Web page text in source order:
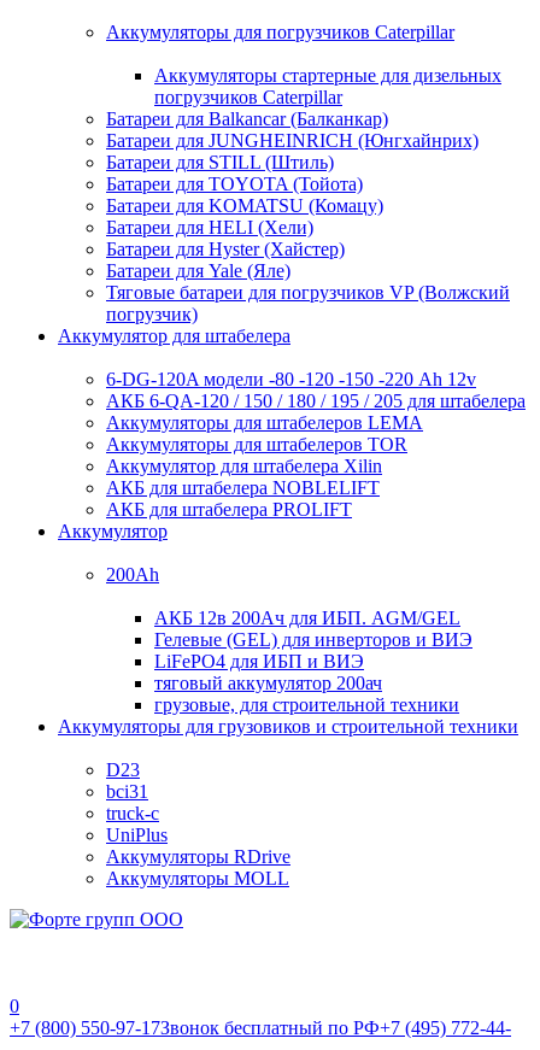
Аккумуляторы для погрузчиков Caterpillar
Аккумуляторы стартерные для дизельных
погрузчиков Caterpillar
Батареи для Balkancar (Балканкар)
Батареи для JUNGHEINRICH (Юнгхайнрих)
Батареи для STILL (Штиль)
Батареи для TOYOTA (Тойота)
Батареи для KOMATSU (Комацу)
Батареи для HELI (Хели)
Батареи для Hyster (Хайстер)
Батареи для Yale (Яле)
Тяговые батареи для погрузчиков VP (Волжский
погрузчик)
Аккумулятор для штабелера
6-DG-120A модели -80 -120 -150 -220 Ah 12v
АКБ 6-QA-120 / 150 / 180 / 195 / 205 для штабелера
Аккумуляторы для штабелеров LEMA
Аккумуляторы для штабелеров TOR
Аккумулятор для штабелера Xilin
АКБ для штабелера NOBLELIFT
АКБ для штабелера PROLIFT
Аккумулятор
200Ah
АКБ 12в 200Ач для ИБП. AGM/GEL
Гелевые (GEL) для инверторов и ВИЭ
LiFePO4 для ИБП и ВИЭ
тяговый аккумулятор 200ач
грузовые, для строительной техники
Аккумуляторы для грузовиков и строительной техники
D23
bci31
truck-c
UniPlus
Аккумуляторы RDrive
Аккумуляторы MOLL
0
+7 (800) 550-97-17Звонок бесплатный по РФ+7 (495) 772-44-